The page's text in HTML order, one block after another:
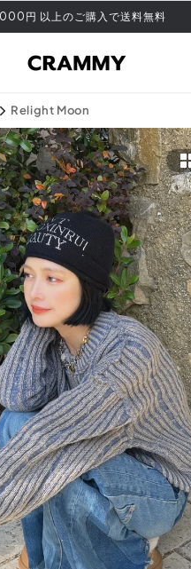
円 以上のご購入で送料無料
Relight Moon